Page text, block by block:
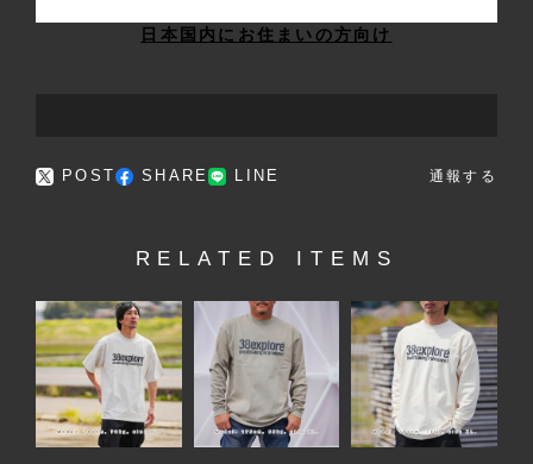
日本国内にお住まいの方向け
POST SHARE LINE 通報する
RELATED ITEMS